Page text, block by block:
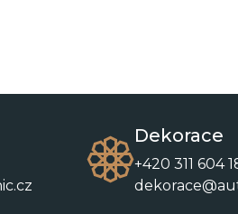
Dekorace
+420 311 604